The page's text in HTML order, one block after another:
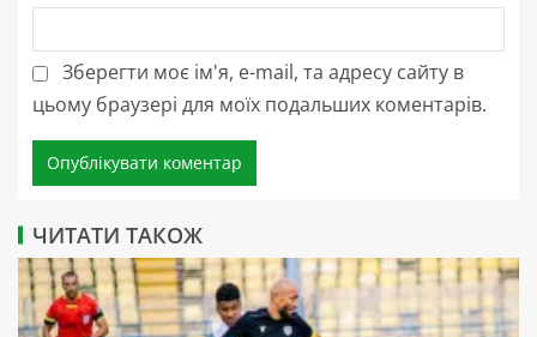
Зберегти моє ім'я, e-mail, та адресу сайту в
цьому браузері для моїх подальших коментарів.
ЧИТАТИ ТАКОЖ